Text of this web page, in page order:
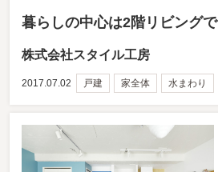
暮らしの中心は2階リビングで
株式会社スタイル工房
2017.07.02 戸建 家全体 水まわり